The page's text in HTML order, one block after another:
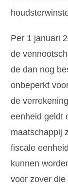
Per 1 januari
de
de dan nog
onbeperkt
de
eenheid geldt
maatschappij
fiscale
kunnen
voor zover